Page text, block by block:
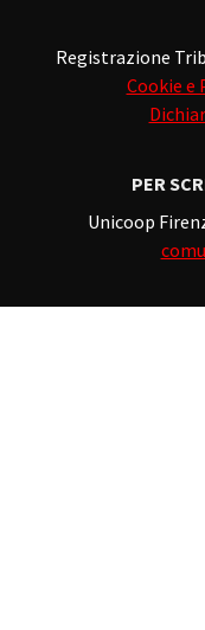
Registrazione
Cookie e
PER
Unicoop